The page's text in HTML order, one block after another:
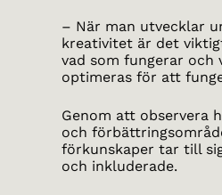
– När man utvecklar
kreativitet är det
vad som fungerar och
optimeras för att
Genom att observera
och
förkunskaper tar till
och inkluderade.